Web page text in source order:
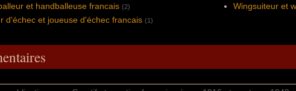
et handballeuse francais (2)
d'échec et joueuse d'échec francais (1)
Wingsuiteur et